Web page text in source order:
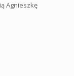
Agnieszkę